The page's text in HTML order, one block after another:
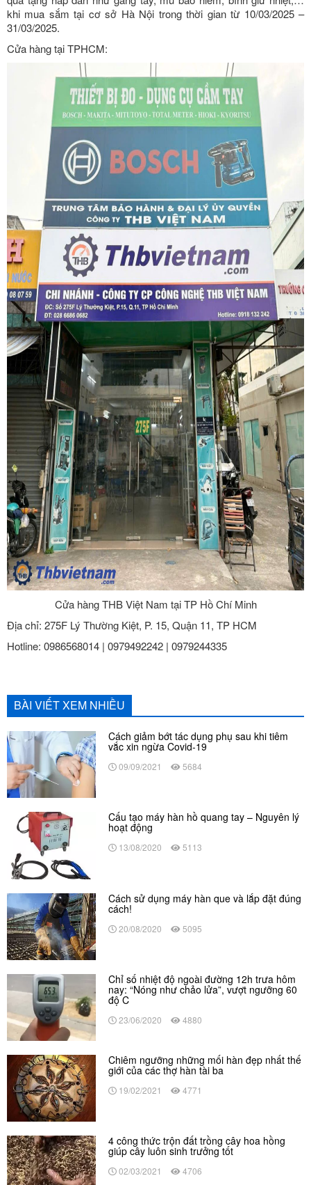
khi mua sắm tại cơ sở Hà Nội trong thời gian từ 10/03/2025 –
31/03/2025.
Cửa hàng tại TPHCM:
Cửa hàng THB Việt Nam tại TP Hồ Chí Minh
Địa chỉ: 275F Lý Thường Kiệt, P. 15, Quận 11, TP HCM
Hotline: 0986568014 | 0979492242 | 0979244335
BÀI VIẾT XEM NHIỀU
Cách giảm bớt tác dụng phụ sau khi tiêm
vắc xin ngừa Covid-19
09/09/2021 5684
Cấu tạo máy hàn hồ quang tay – Nguyên lý
hoạt động
13/08/2020 5113
Cách sử dụng máy hàn que và lắp đặt đúng
cách!
20/08/2020 5095
Chỉ số nhiệt độ ngoài đường 12h trưa hôm
nay: “Nóng như chảo lửa”, vượt ngưỡng 60
độ C
23/06/2020 4880
Chiêm ngưỡng những mối hàn đẹp nhất thế
giới của các thợ hàn tài ba
19/02/2021 4771
4 công thức trộn đất trồng cây hoa hồng
giúp cây luôn sinh trưởng tốt
02/03/2021 4706